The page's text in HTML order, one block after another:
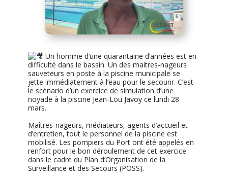
Un homme d’une quarantaine d’années est en
difficulté dans le bassin. Un des maitres-nageurs
sauveteurs en poste à la piscine municipale se
jette immédiatement à l’eau pour le secourir. C’est
le scénario d’un exercice de simulation d’une
noyade à la piscine Jean-Lou Javoy ce lundi 28
mars.
Maîtres-nageurs, médiateurs, agents d’accueil et
d’entretien, tout le personnel de la piscine est
mobilisé. Les pompiers du Port ont été appelés en
renfort pour le bon déroulement de cet exercice
dans le cadre du Plan d’Organisation de la
Surveillance et des Secours (POSS).